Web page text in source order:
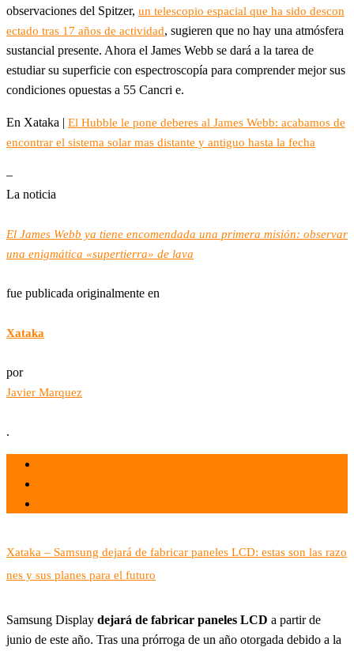
observaciones del Spitzer, un telescopio espacial que ha sido descon
ectado tras 17 años de actividad, sugieren que no hay una atmósfera
sustancial presente. Ahora el James Webb se dará a la tarea de
estudiar su superficie con espectroscopía para comprender mejor sus
condiciones opuestas a 55 Cancri e.
En Xataka | El Hubble le pone deberes al James Webb: acabamos de
encontrar el sistema solar mas distante y antiguo hasta la fecha
–
La noticia
El James Webb ya tiene encomendada una primera misión: observar
una enigmática «supertierra» de lava
fue publicada originalmente en
Xataka
por
Javier Marquez
.
Xataka – Samsung dejará de fabricar paneles LCD: estas son las razo
nes y sus planes para el futuro
Samsung Display dejará de fabricar paneles LCD a partir de
junio de este año. Tras una prórroga de un año otorgada debido a la